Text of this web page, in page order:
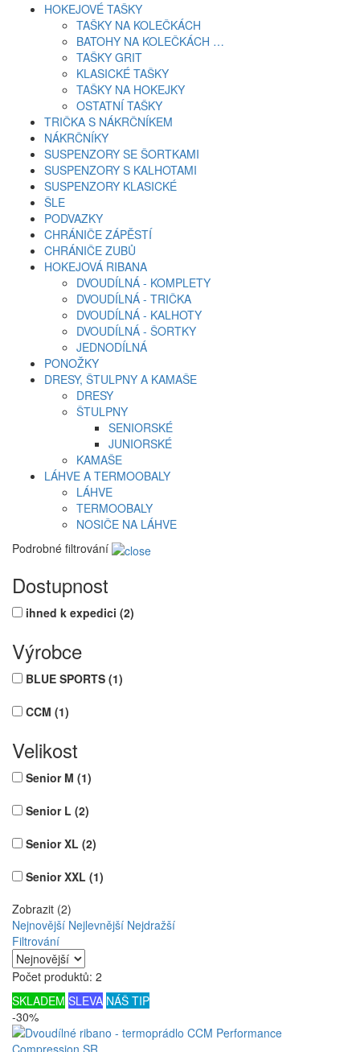
HOKEJOVÉ TAŠKY
TAŠKY NA KOLEČKÁCH
BATOHY NA KOLEČKÁCH …
TAŠKY GRIT
KLASICKÉ TAŠKY
TAŠKY NA HOKEJKY
OSTATNÍ TAŠKY
TRIČKA S NÁKRČNÍKEM
NÁKRČNÍKY
SUSPENZORY SE ŠORTKAMI
SUSPENZORY S KALHOTAMI
SUSPENZORY KLASICKÉ
ŠLE
PODVAZKY
CHRÁNIČE ZÁPĚSTÍ
CHRÁNIČE ZUBŮ
HOKEJOVÁ RIBANA
DVOUDÍLNÁ - KOMPLETY
DVOUDÍLNÁ - TRIČKA
DVOUDÍLNÁ - KALHOTY
DVOUDÍLNÁ - ŠORTKY
JEDNODÍLNÁ
PONOŽKY
DRESY, ŠTULPNY A KAMAŠE
DRESY
ŠTULPNY
SENIORSKÉ
JUNIORSKÉ
KAMAŠE
LÁHVE A TERMOOBALY
LÁHVE
TERMOOBALY
NOSIČE NA LÁHVE
Podrobné filtrování
Dostupnost
ihned k expedici (2)
Výrobce
BLUE SPORTS (1)
CCM (1)
Velikost
Senior M (1)
Senior L (2)
Senior XL (2)
Senior XXL (1)
Zobrazit (2)
Nejnovější Nejlevnější Nejdražší
Filtrování
Počet produktů: 2
SKLADEM SLEVA NÁŠ TIP
-30%